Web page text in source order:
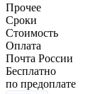
Прочее
Сроки
Стоимость
Оплата
Почта России
Бесплатно
по предоплате